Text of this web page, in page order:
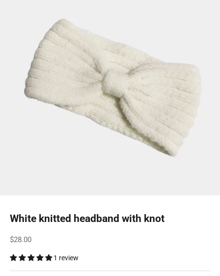
White knitted headband with knot
Sale price
$28.00
1 review